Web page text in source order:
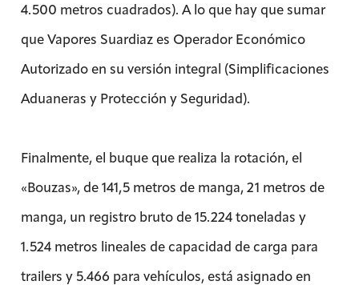
4.500 metros cuadrados). A lo que hay que sumar
que Vapores Suardiaz es Operador Económico
Autorizado en su versión integral (Simplificaciones
Aduaneras y Protección y Seguridad).
Finalmente, el buque que realiza la rotación, el
«Bouzas», de 141,5 metros de manga, 21 metros de
manga, un registro bruto de 15.224 toneladas y
1.524 metros lineales de capacidad de carga para
trailers y 5.466 para vehículos, está asignado en